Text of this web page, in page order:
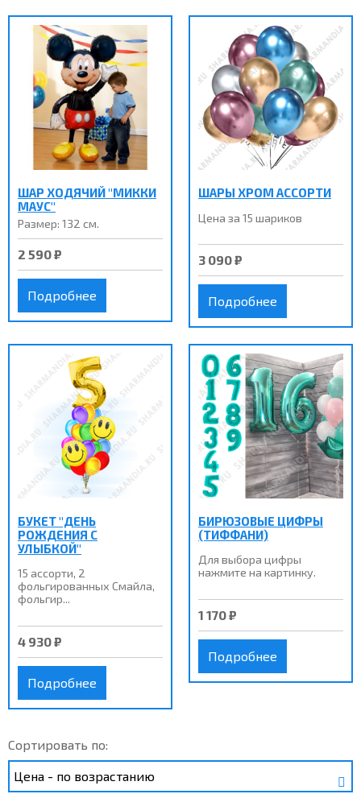
ШАР ХОДЯЧИЙ "МИККИ
МАУС"
Размер: 132 см.
2 590 ₽
Подробнее
ШАРЫ ХРОМ АССОРТИ
Цена за 15 шариков
3 090 ₽
Подробнее
БУКЕТ "ДЕНЬ
РОЖДЕНИЯ С
УЛЫБКОЙ"
15 ассорти, 2
фольгированных Смайла,
фольгир...
4 930 ₽
Подробнее
БИРЮЗОВЫЕ ЦИФРЫ
(ТИФФАНИ)
Для выбора цифры
нажмите на картинку.
1 170 ₽
Подробнее
Сортировать по: